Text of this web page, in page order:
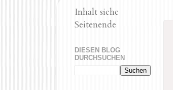
Inhalt siehe
Seitenende
DIESEN BLOG
DURCHSUCHEN